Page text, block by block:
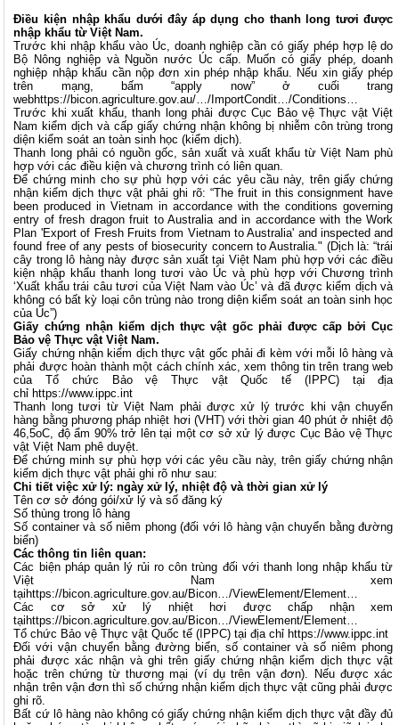
Điều kiện nhập khẩu dưới đây áp dụng cho thanh long tươi được
nhập khẩu từ Việt Nam.
Trước khi nhập khẩu vào Úc, doanh nghiệp cần có giấy phép hợp lệ do
Bộ Nông nghiệp và Nguồn nước Úc cấp. Muốn có giấy phép, doanh
nghiệp nhập khẩu cần nộp đơn xin phép nhập khẩu. Nếu xin giấy phép
trên mạng, bấm “apply now” ở cuối trang
webhttps://bicon.agriculture.gov.au/…/ImportCondit…/Conditions…
Trước khi xuất khẩu, thanh long phải được Cục Bảo vệ Thực vật Việt
Nam kiểm dịch và cấp giấy chứng nhận không bị nhiễm côn trùng trong
diện kiểm soát an toàn sinh học (kiểm dịch).
Thanh long phải có nguồn gốc, sản xuất và xuất khẩu từ Việt Nam phù
hợp với các điều kiện và chương trình có liên quan.
Để chứng minh cho sự phù hợp với các yêu cầu này, trên giấy chứng
nhận kiểm dịch thực vật phải ghi rõ: “The fruit in this consignment have
been produced in Vietnam in accordance with the conditions governing
entry of fresh dragon fruit to Australia and in accordance with the Work
Plan 'Export of Fresh Fruits from Vietnam to Australia' and inspected and
found free of any pests of biosecurity concern to Australia." (Dịch là: “trái
cây trong lô hàng này được sản xuất tại Việt Nam phù hợp với các điều
kiện nhập khẩu thanh long tươi vào Úc và phù hợp với Chương trình
‘Xuất khẩu trái câu tươi của Việt Nam vào Úc’ và đã được kiểm dịch và
không có bất kỳ loại côn trùng nào trong diện kiểm soát an toàn sinh học
của Úc”)
Giấy chứng nhận kiểm dịch thực vật gốc phải được cấp bởi Cục
Bảo vệ Thực vật Việt Nam.
Giấy chứng nhận kiểm dịch thực vật gốc phải đi kèm với mỗi lô hàng và
phải được hoàn thành một cách chính xác, xem thông tin trên trang web
của Tổ chức Bảo vệ Thực vật Quốc tế (IPPC) tại địa
chỉhttps://www.ippc.int
Thanh long tươi từ Việt Nam phải được xử lý trước khi vận chuyển
hàng bằng phương pháp nhiệt hơi (VHT) với thời gian 40 phút ở nhiệt độ
46,5oC, độ ẩm 90% trở lên tại một cơ sở xử lý được Cục Bảo vệ Thực
vật Việt Nam phê duyệt.
Để chứng minh sự phù hợp với các yêu cầu này, trên giấy chứng nhận
kiểm dịch thực vật phải ghi rõ như sau:
Chi tiết việc xử lý: ngày xử lý, nhiệt độ và thời gian xử lý
Tên cơ sở đóng gói/xử lý và số đăng ký
Số thùng trong lô hàng
Số container và số niêm phong (đối với lô hàng vận chuyển bằng đường
biển)
Các thông tin liên quan:
Các biện pháp quản lý rủi ro côn trùng đối với thanh long nhập khẩu từ
Việt Nam xem
tạihttps://bicon.agriculture.gov.au/Bicon…/ViewElement/Element…
Các cơ sở xử lý nhiệt hơi được chấp nhận xem
tạihttps://bicon.agriculture.gov.au/Bicon…/ViewElement/Element…
Tổ chức Bảo vệ Thực vật Quốc tế (IPPC) tại địa chỉhttps://www.ippc.int
Đối với vận chuyển bằng đường biển, số container và số niêm phong
phải được xác nhận và ghi trên giấy chứng nhận kiểm dịch thực vật
hoặc trên chứng từ thương mại (ví dụ trên vận đơn). Nếu được xác
nhận trên vận đơn thì số chứng nhận kiểm dịch thực vật cũng phải được
ghi rõ.
Bất cứ lô hàng nào không có giấy chứng nhận kiểm dịch thực vật đầy đủ